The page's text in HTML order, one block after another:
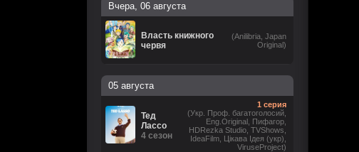
Вчера, 06 августа
Власть книжного
червя
(Anilibria, Japan
Original)
05 августа
Тед
Лассо
4 сезон
1 серия
(Укр. Проф. багатоголосий,
Eng.Original, Пифагор,
HDRezka Studio, TVShows,
IdeaFilm, Цікава Ідея (укр),
ViruseProject)